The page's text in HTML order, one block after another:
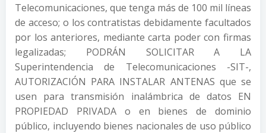
Telecomunicaciones, que tenga más de 100 mil líneas
de acceso; o los contratistas debidamente facultados
por los anteriores, mediante carta poder con firmas
legalizadas; PODRÁN SOLICITAR A LA
Superintendencia de Telecomunicaciones -SIT-,
AUTORIZACIÓN PARA INSTALAR ANTENAS que se
usen para transmisión inalámbrica de datos EN
PROPIEDAD PRIVADA o en bienes de dominio
público, incluyendo bienes nacionales de uso público